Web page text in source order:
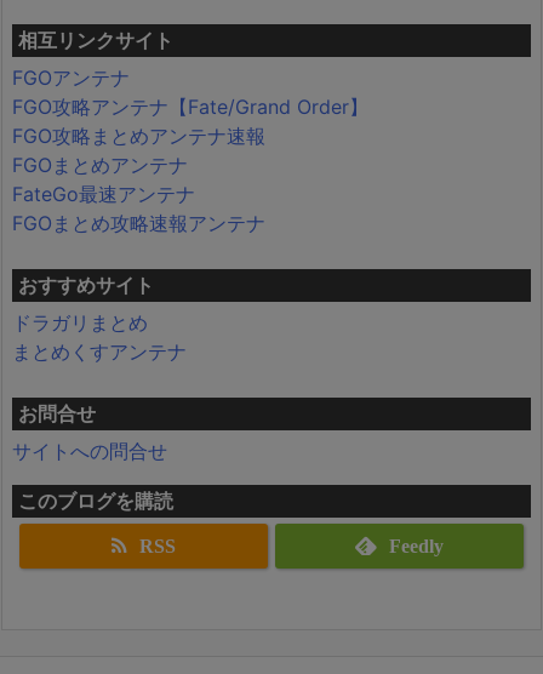
相互リンクサイト
FGOアンテナ
FGO攻略アンテナ【Fate/Grand Order】
FGO攻略まとめアンテナ速報
FGOまとめアンテナ
FateGo最速アンテナ
FGOまとめ攻略速報アンテナ
おすすめサイト
ドラガリまとめ
まとめくすアンテナ
お問合せ
サイトへの問合せ
このブログを購読
RSS Feedly